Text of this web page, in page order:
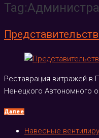
Реставрация витражей в
Ненецкого Автономного
Далее
Навесные